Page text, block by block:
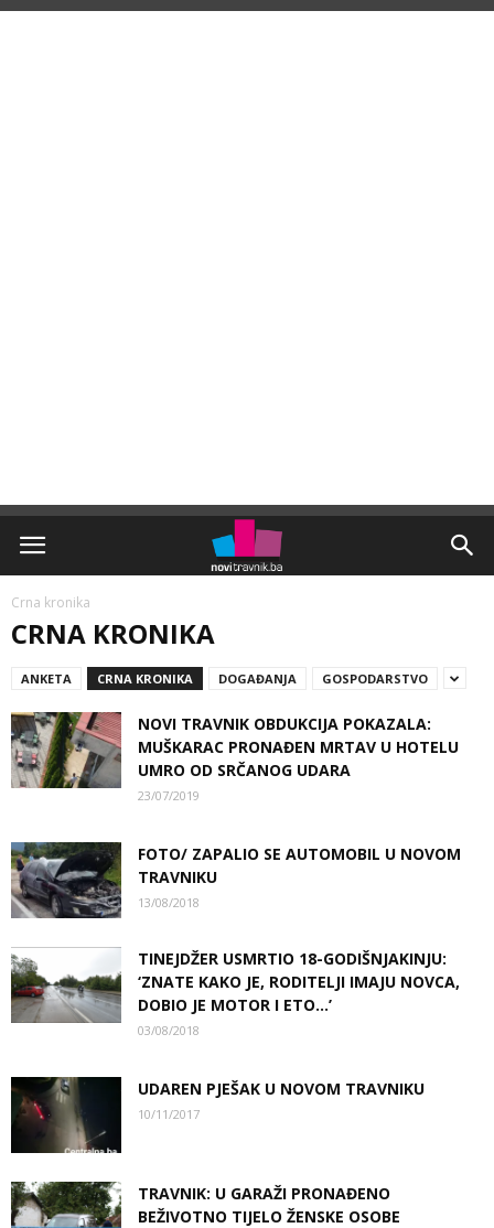
Crna kronika
CRNA KRONIKA
ANKETA CRNA KRONIKA DOGAĐANJA GOSPODARSTVO
NOVI TRAVNIK OBDUKCIJA POKAZALA:
MUŠKARAC PRONAĐEN MRTAV U HOTELU
UMRO OD SRČANOG UDARA
23/07/2019
FOTO/ ZAPALIO SE AUTOMOBIL U NOVOM
TRAVNIKU
13/08/2018
TINEJDŽER USMRTIO 18-GODIŠNJAKINJU:
‘ZNATE KAKO JE, RODITELJI IMAJU NOVCA,
DOBIO JE MOTOR I ETO…’
03/08/2018
UDAREN PJEŠAK U NOVOM TRAVNIKU
10/11/2017
TRAVNIK: U GARAŽI PRONAĐENO
BEŽIVOTNO TIJELO ŽENSKE OSOBE